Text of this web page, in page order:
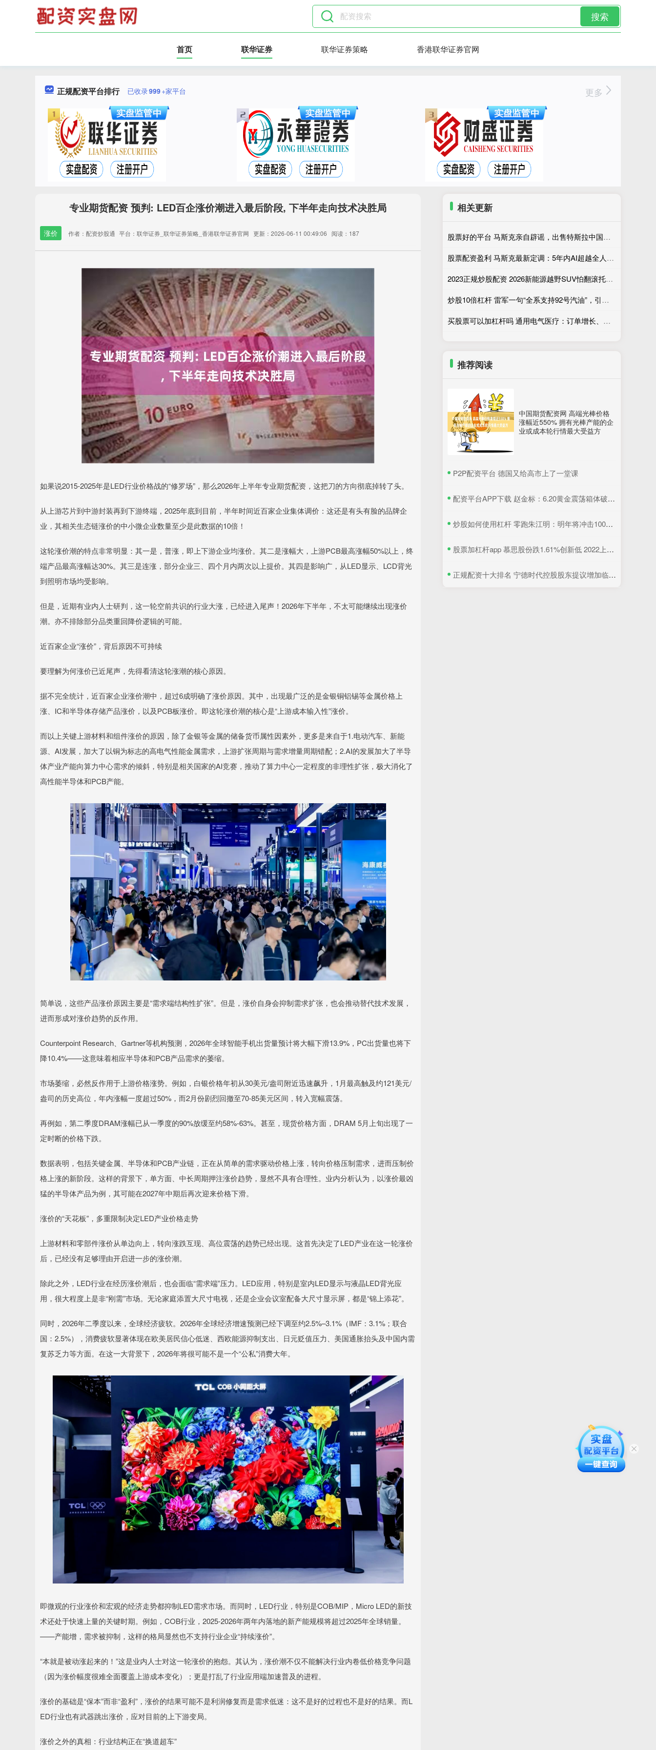
搜索
首页 联华证券 联华证券策略 香港联华证券官网
正规配资平台排行 已收录999+家平台 更多
专业期货配资 预判: LED百企涨价潮进入最后阶段, 下半年走向技术决胜局
涨价 作者：配资炒股通 平台：联华证券_联华证券策略_香港联华证券官网 更新：2026-06-11 00:49:06 阅读：187
如果说2015-2025年是LED行业价格战的“修罗场”，那么2026年上半年专业期货配资，这把刀的方向彻底掉转了头。
从上游芯片到中游封装再到下游终端，2025年底到目前，半年时间近百家企业集体调价：这还是有头有脸的品牌企
业，其相关生态链涨价的中小微企业数量至少是此数据的10倍！
这轮涨价潮的特点非常明显：其一是，普涨，即上下游企业均涨价。其二是涨幅大，上游PCB最高涨幅50%以上，终
端产品最高涨幅达30%。其三是连涨，部分企业三、四个月内两次以上提价。其四是影响广，从LED显示、LCD背光
到照明市场均受影响。
但是，近期有业内人士研判，这一轮空前共识的行业大涨，已经进入尾声！2026年下半年，不太可能继续出现涨价
潮。亦不排除部分品类重回降价逻辑的可能。
近百家企业“涨价”，背后原因不可持续
要理解为何涨价已近尾声，先得看清这轮涨潮的核心原因。
据不完全统计，近百家企业涨价潮中，超过6成明确了涨价原因。其中，出现最广泛的是金银铜铝锡等金属价格上
涨、IC和半导体存储产品涨价，以及PCB板涨价。即这轮涨价潮的核心是“上游成本输入性”涨价。
而以上关键上游材料和组件涨价的原因，除了金银等金属的储备货币属性因素外，更多是来自于1.电动汽车、新能
源、AI发展，加大了以铜为标志的高电气性能金属需求，上游扩张周期与需求增量周期错配；2.AI的发展加大了半导
体产业产能向算力中心需求的倾斜，特别是相关国家的AI竞赛，推动了算力中心一定程度的非理性扩张，极大消化了
高性能半导体和PCB产能。
简单说，这些产品涨价原因主要是“需求端结构性扩张”。但是，涨价自身会抑制需求扩张，也会推动替代技术发展，
进而形成对涨价趋势的反作用。
Counterpoint Research、Gartner等机构预测，2026年全球智能手机出货量预计将大幅下滑13.9%，PC出货量也将下
降10.4%——这意味着相应半导体和PCB产品需求的萎缩。
市场萎缩，必然反作用于上游价格涨势。例如，白银价格年初从30美元/盎司附近迅速飙升，1月最高触及约121美元/
盎司的历史高位，年内涨幅一度超过50%，而2月份剧烈回撤至70-85美元区间，转入宽幅震荡。
再例如，第二季度DRAM涨幅已从一季度的90%放缓至约58%-63%。甚至，现货价格方面，DRAM 5月上旬出现了一
定时断的价格下跌。
数据表明，包括关键金属、半导体和PCB产业链，正在从简单的需求驱动价格上涨，转向价格压制需求，进而压制价
格上涨的新阶段。这样的背景下，单方面、中长周期押注涨价趋势，显然不具有合理性。业内分析认为，以涨价最凶
猛的半导体产品为例，其可能在2027年中期后再次迎来价格下滑。
涨价的“天花板”，多重限制决定LED产业价格走势
上游材料和零部件涨价从单边向上，转向涨跌互现、高位震荡的趋势已经出现。这首先决定了LED产业在这一轮涨价
后，已经没有足够理由开启进一步的涨价潮。
除此之外，LED行业在经历涨价潮后，也会面临“需求端”压力。LED应用，特别是室内LED显示与液晶LED背光应
用，很大程度上是非“刚需”市场。无论家庭添置大尺寸电视，还是企业会议室配备大尺寸显示屏，都是“锦上添花”。
同时，2026年二季度以来，全球经济疲软。2026年全球经济增速预测已经下调至约2.5%–3.1%（IMF：3.1%；联合
国：2.5%），消费疲软显著体现在欧美居民信心低迷、西欧能源抑制支出、日元贬值压力、美国通胀抬头及中国内需
复苏乏力等方面。在这一大背景下，2026年将很可能不是一个“公私”消费大年。
即微观的行业涨价和宏观的经济走势都抑制LED需求市场。而同时，LED行业，特别是COB/MIP，Micro LED的新技
术还处于快速上量的关键时期。例如，COB行业，2025-2026年两年内落地的新产能规模将超过2025年全球销量。
——产能增，需求被抑制，这样的格局显然也不支持行业企业“持续涨价”。
“本就是被动涨起来的！”这是业内人士对这一轮涨价的抱怨。其认为，涨价潮不仅不能解决行业内卷低价格竞争问题
（因为涨价幅度很难全面覆盖上游成本变化）；更是打乱了行业应用端加速普及的进程。
涨价的基础是“保本”而非“盈利”，涨价的结果可能不是利润修复而是需求低迷：这不是好的过程也不是好的结果。而L
ED行业也有武器跳出涨价，应对目前的上下游变局。
涨价之外的真相：行业结构正在“换道超车”
相关更新
股票好的平台 马斯克亲自辟谣，出售特斯拉中国？假消息，从来没考虑过
股票配资盈利 马斯克最新定调：5年内AI超越全人类智力、美国挡不住中国成为AI领跑者
2023正规炒股配资 2026新能源越野SUV怕翻滚托底？结构安全才是真底气
炒股10倍杠杆 雷军一句“全系支持92号汽油”，引发群嘲，友商更怕的是另一句
买股票可以加杠杆吗 通用电气医疗：订单增长、市场需求旺盛拉动营收走高
推荐阅读
中国期货配资网 高端光棒价格
涨幅近550% 拥有光棒产能的企
业或成本轮行情最大受益方
​P2P配资平台 德国又给高市上了一堂课
​配资平台APP下载 赵金标：6.20黄金震荡箱体破位倒计时，原油短线交易策略
​炒股如何使用杠杆 零跑朱江明：明年将冲击100万辆销量目标
​股票加杠杆app 慕思股份跌1.61%创新低 2022上市即巅峰招商证券保荐
​正规配资十大排名 宁德时代控股股东提议增加临时提案，2025年第二次临时股东会将审议发行债券等议案